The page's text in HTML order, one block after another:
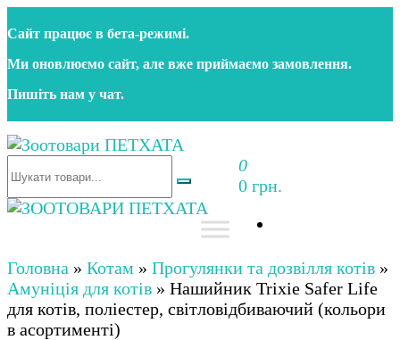
до
контенту
Сайт працює в бета‑режимі.
Ми оновлюємо сайт, але вже приймаємо замовлення.
Пишіть нам у чат.
Зоотовари ПЕТХАТА
Зоомагазин для собак та котів | Корм, іграшки,
аксесуари та догляд за тваринами. Доставка по
0
0 грн.
аксесуари та догляд за тваринами. Доставка по
Україні
Головна » Котам » Прогулянки та дозвілля котів »
Амуніція для котів » Нашийник Trixie Safer Life
для котів, поліестер, світловідбиваючий (кольори
в асортименті)